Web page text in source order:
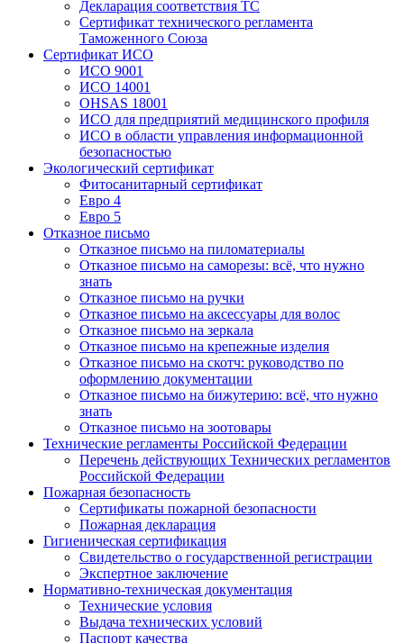
Декларация соответствия ТС
Сертификат технического регламента
Таможенного Союза
Сертификат ИСО
ИСО 9001
ИСО 14001
OHSAS 18001
ИСО для предприятий медицинского профиля
ИСО в области управления информационной
безопасностью
Экологический сертификат
Фитосанитарный сертификат
Евро 4
Евро 5
Отказное письмо
Отказное письмо на пиломатериалы
Отказное письмо на саморезы: всё, что нужно
знать
Отказное письмо на ручки
Отказное письмо на аксессуары для волос
Отказное письмо на зеркала
Отказное письмо на крепежные изделия
Отказное письмо на скотч: руководство по
оформлению документации
Отказное письмо на бижутерию: всё, что нужно
знать
Отказное письмо на зоотовары
Технические регламенты Российской Федерации
Перечень действующих Технических регламентов
Российской Федерации
Пожарная безопасность
Сертификаты пожарной безопасности
Пожарная декларация
Гигиеническая сертификация
Свидетельство о государственной регистрации
Экспертное заключение
Нормативно-техническая документация
Технические условия
Выдача технических условий
Паспорт качества